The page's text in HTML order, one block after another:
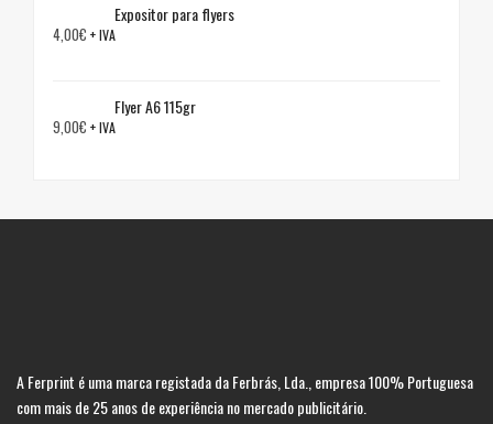
Expositor para flyers
4,00€ + IVA
Flyer A6 115gr
9,00€ + IVA
A Ferprint é uma marca registada da Ferbrás, Lda., empresa 100% Portuguesa
com mais de 25 anos de experiência no mercado publicitário.